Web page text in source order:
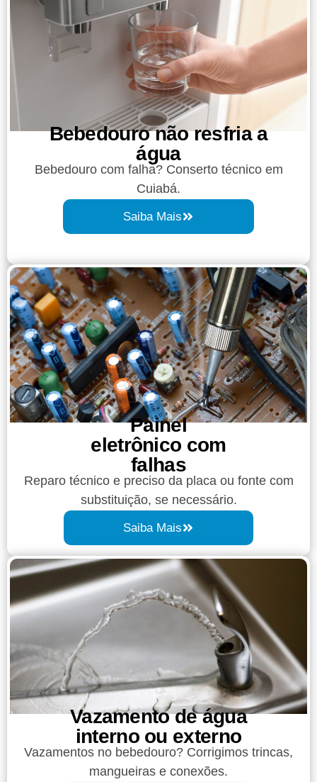
Bebedouro não resfria a
água
Bebedouro com falha? Conserto técnico em
Cuiabá.
Saiba Mais
Painel
eletrônico com
falhas
Reparo técnico e preciso da placa ou fonte com
substituição, se necessário.
Saiba Mais
Vazamento de água
interno ou externo
Vazamentos no bebedouro? Corrigimos trincas,
mangueiras e conexões.